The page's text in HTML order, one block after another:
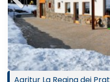
Previ
ous